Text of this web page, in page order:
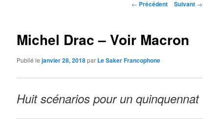
Navigation
← Précédent Suivant →
Michel Drac – Voir Macron
Publié lejanvier 28, 2018par Le Saker Francophone
Huit scénarios pour un quinquennat